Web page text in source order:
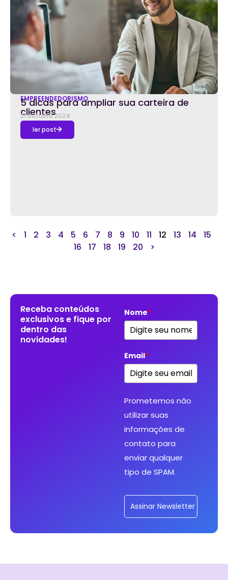
EMPREENDEDORISMO
5 dicas para ampliar sua carteira de
clientes
21 outubro 2024
ler post
< 1 2 3 4 5 6 7 8 9 10 11 12 13 14
15
16
17 18 19 20 >
Receba conteúdos
exclusivos e fique por
dentro das
novidades!
Nome*
Email*
Prometemos não
utilizar suas
informações de
contato para
enviar qualquer
tipo de SPAM.
Assinar Newsletter